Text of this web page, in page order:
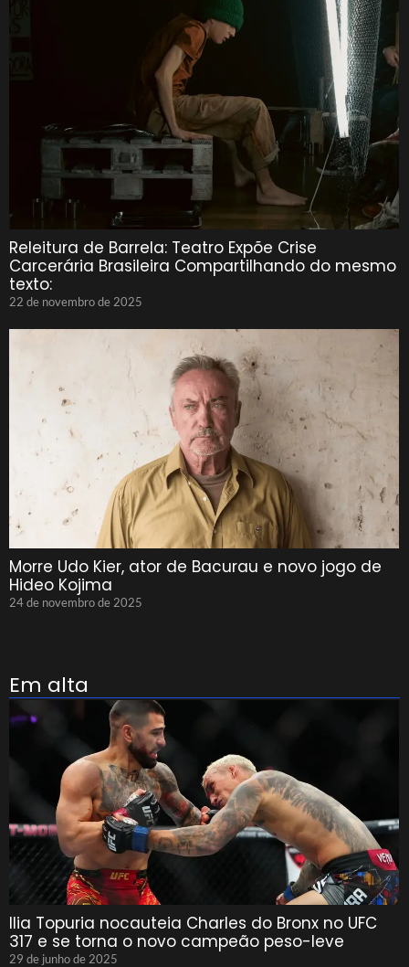
Releitura de Barrela: Teatro Expõe Crise
Carcerária Brasileira Compartilhando do mesmo
texto:
22 de novembro de 2025
Morre Udo Kier, ator de Bacurau e novo jogo de
Hideo Kojima
24 de novembro de 2025
Em alta
Ilia Topuria nocauteia Charles do Bronx no UFC
317 e se torna o novo campeão peso-leve
29 de junho de 2025